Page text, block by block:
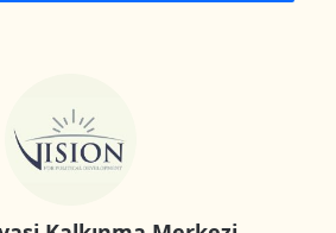
amacıyla bir grup uzman ve
bir araya getirmiştir.